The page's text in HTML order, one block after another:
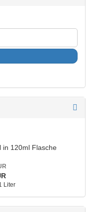
in 120ml Flasche
Liter